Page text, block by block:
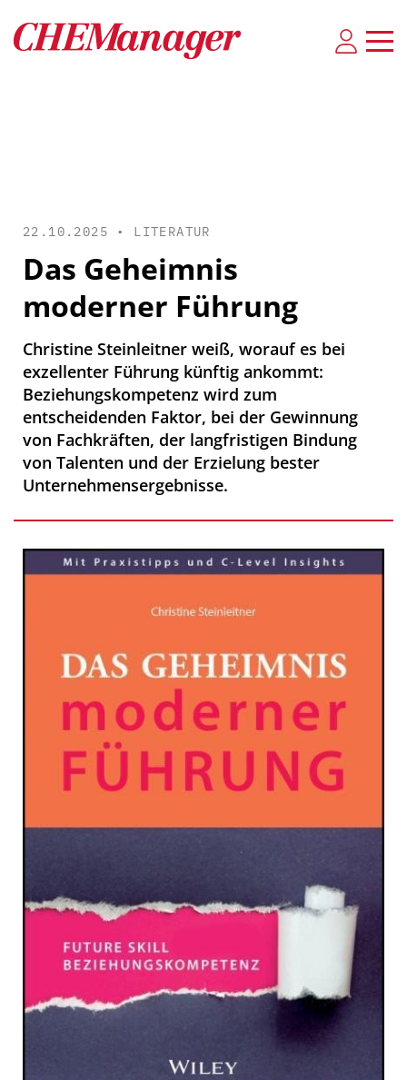
22.10.2025 • LITERATUR
Das Geheimnis
moderner Führung
Christine Steinleitner weiß, worauf es bei
exzellenter Führung künftig ankommt:
Beziehungskompetenz wird zum
entscheidenden Faktor, bei der Gewinnung
von Fachkräften, der langfristigen Bindung
von Talenten und der Erzielung bester
Unternehmensergebnisse.